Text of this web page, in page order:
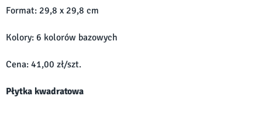
Format: 29,8 x 29,8 cm
Kolory: 6 kolorów bazowych
Cena: 41,00 zł/szt.
Płytka kwadratowa